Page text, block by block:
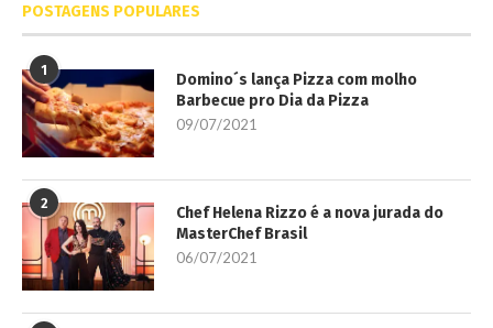
POSTAGENS POPULARES
1
Domino´s lança Pizza com molho
Barbecue pro Dia da Pizza
09/07/2021
2
Chef Helena Rizzo é a nova jurada do
MasterChef Brasil
06/07/2021